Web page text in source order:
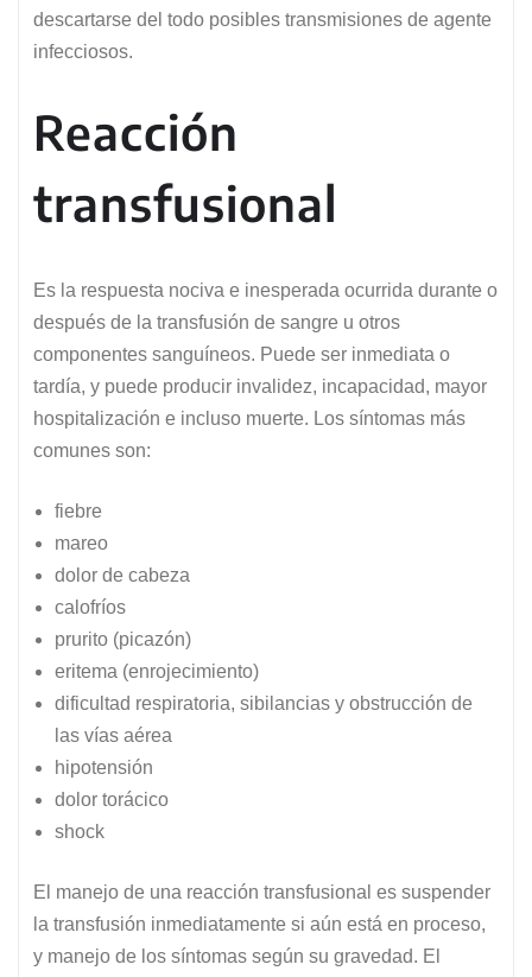
descartarse del todo posibles transmisiones de agente
infecciosos.
Reacción
transfusional
Es la respuesta nociva e inesperada ocurrida durante o
después de la transfusión de sangre u otros
componentes sanguíneos. Puede ser inmediata o
tardía, y puede producir invalidez, incapacidad, mayor
hospitalización e incluso muerte. Los síntomas más
comunes son:
fiebre
mareo
dolor de cabeza
calofríos
prurito (picazón)
eritema (enrojecimiento)
dificultad respiratoria, sibilancias y obstrucción de
las vías aérea
hipotensión
dolor torácico
shock
El manejo de una reacción transfusional es suspender
la transfusión inmediatamente si aún está en proceso,
y manejo de los síntomas según su gravedad. El